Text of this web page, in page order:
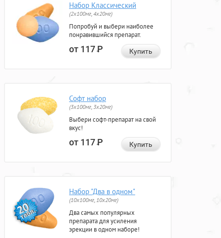
Набор Классический
(2x100мг, 4x20мг)
Попробуй и выбери наиболее
понравившийся препарат.
от 117Р Купить
Софт набор
(3x100мг, 3x20мг)
Выбери софт-препарат на свой
вкус!
от 117Р Купить
Набор "Два в одном"
(10x100мг, 10x20мг)
Два самых популярных
препарата для усиления
эрекции в одном наборе!